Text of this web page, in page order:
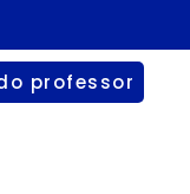
professor